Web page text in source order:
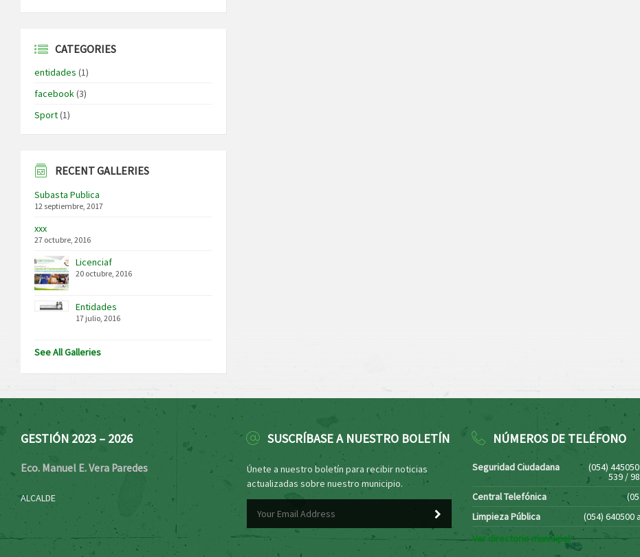
CATEGORIES
entidades (1)
facebook(3)
Sport(1)
RECENT GALLERIES
Subasta Publica
12 septiembre, 2017
xxx
27 octubre, 2016
Licenciaf
20 octubre, 2016
Entidades
17 julio, 2016
See All Galleries
GESTIÓN 2023 – 2026
Eco. Manuel E. Vera Paredes
ALCALDE
SUSCRÍBASE A NUESTRO BOLETÍN
Únete a nuestro boletín para recibir noticias
actualizadas sobre nuestro municipio.
NÚMEROS DE TELÉFONO
Seguridad Ciudadana (054)
539 /
Central Telefónica
Limpieza Pública
(054) 640500
Ver directorio municipal